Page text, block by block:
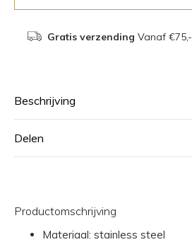
Gratis verzending Vanaf €75,-
Beschrijving
Delen
Productomschrijving
Materiaal: stainless steel